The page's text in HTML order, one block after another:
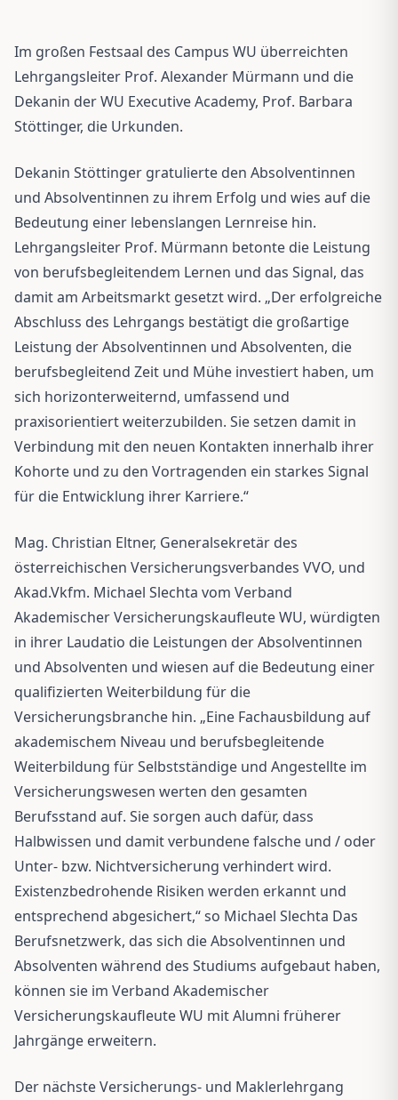
Im großen Festsaal des Campus WU überreichten
Lehrgangsleiter Prof. Alexander Mürmann und die
Dekanin der WU Executive Academy, Prof. Barbara
Stöttinger, die Urkunden.
Dekanin Stöttinger gratulierte den Absolventinnen
und Absolventinnen zu ihrem Erfolg und wies auf die
Bedeutung einer lebenslangen Lernreise hin.
Lehrgangsleiter Prof. Mürmann betonte die Leistung
von berufsbegleitendem Lernen und das Signal, das
damit am Arbeitsmarkt gesetzt wird. „Der erfolgreiche
Abschluss des Lehrgangs bestätigt die großartige
Leistung der Absolventinnen und Absolventen, die
berufsbegleitend Zeit und Mühe investiert haben, um
sich horizonterweiternd, umfassend und
praxisorientiert weiterzubilden. Sie setzen damit in
Verbindung mit den neuen Kontakten innerhalb ihrer
Kohorte und zu den Vortragenden ein starkes Signal
für die Entwicklung ihrer Karriere.“
Mag. Christian Eltner, Generalsekretär des
österreichischen Versicherungsverbandes VVO, und
Akad.Vkfm. Michael Slechta vom Verband
Akademischer Versicherungskaufleute WU, würdigten
in ihrer Laudatio die Leistungen der Absolventinnen
und Absolventen und wiesen auf die Bedeutung einer
qualifizierten Weiterbildung für die
Versicherungsbranche hin. „Eine Fachausbildung auf
akademischem Niveau und berufsbegleitende
Weiterbildung für Selbstständige und Angestellte im
Versicherungswesen werten den gesamten
Berufsstand auf. Sie sorgen auch dafür, dass
Halbwissen und damit verbundene falsche und / oder
Unter- bzw. Nichtversicherung verhindert wird.
Existenzbedrohende Risiken werden erkannt und
entsprechend abgesichert,“ so Michael Slechta Das
Berufsnetzwerk, das sich die Absolventinnen und
Absolventen während des Studiums aufgebaut haben,
können sie im Verband Akademischer
Versicherungskaufleute WU mit Alumni früherer
Jahrgänge erweitern.
Der nächste Versicherungs- und Maklerlehrgang